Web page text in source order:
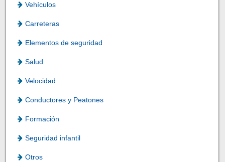
Vehículos
Carreteras
Elementos de seguridad
Salud
Velocidad
Conductores y Peatones
Formación
Seguridad infantil
Otros